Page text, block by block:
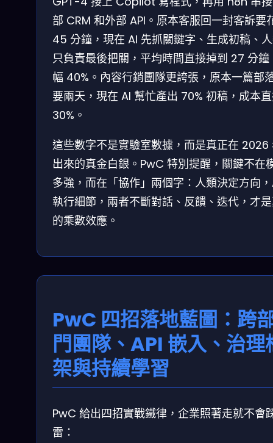
部 CRM 和外部 API。原本客服回一封客訴要
45 分鐘，現在 AI 先抓關鍵字、生成初稿、
只負責最後把關，平均時間直接掉到 27 分鐘
幅 40%。內容行銷團隊更誇張，原本一篇部
要兩天，現在 AI 幫忙產出 70% 初稿，成本
30%。
這些數字不是實驗室數據，而是真正在 2026
出來的真金白銀。PwC 特別提醒，關鍵不在
多強，而在「協作」兩個字：人類決定方向
執行細節，兩者不斷對話、反饋、迭代，才
的乘數效應。
PwC 四招落地藍圖：跨
門團隊、API 嵌入、治理
架與持續學習
PwC 給出四招實戰鐵律，企業照著走就不會
雷：